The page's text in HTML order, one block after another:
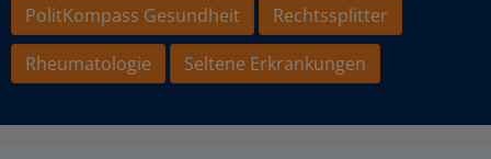
PolitKompass Gesundheit
Rechtssplitter
Rheumatologie
Seltene Erkrankungen